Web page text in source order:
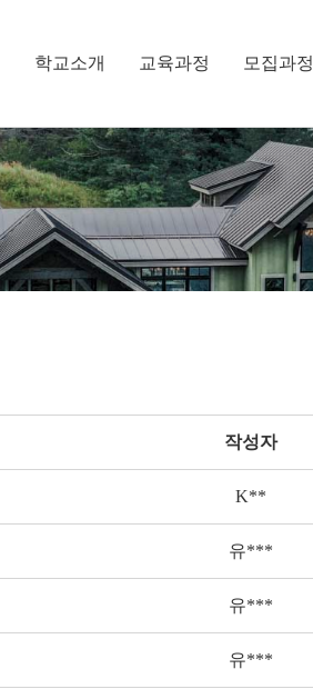
학교소개 교육과정 모집과정
작성자
K**
유***
유***
유***